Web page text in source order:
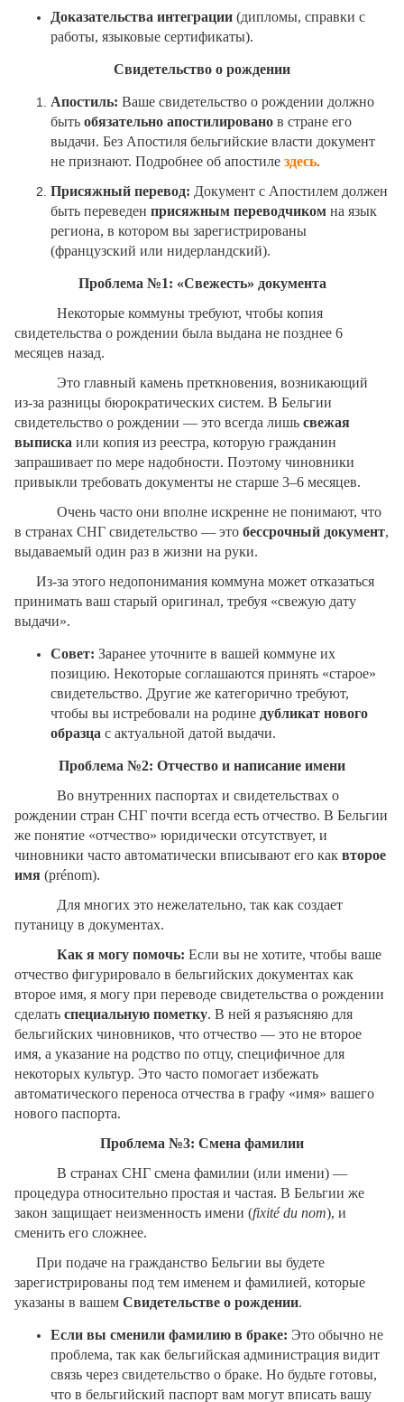
Доказательства интеграции (дипломы, справки с
работы, языковые сертификаты).
Свидетельство о рождении
Апостиль: Ваше свидетельство о рождении должно
быть обязательно апостилировано в стране его
выдачи. Без Апостиля бельгийские власти документ
не признают. Подробнее об апостиле здесь.
Присяжный перевод: Документ с Апостилем должен
быть переведен присяжным переводчиком на язык
региона, в котором вы зарегистрированы
(французский или нидерландский).
Проблема №1: «Свежесть» документа
Некоторые коммуны требуют, чтобы копия
свидетельства о рождении была выдана не позднее 6
месяцев назад.
Это главный камень преткновения, возникающий
из-за разницы бюрократических систем. В Бельгии
свидетельство о рождении — это всегда лишь свежая
выписка или копия из реестра, которую гражданин
запрашивает по мере надобности. Поэтому чиновники
привыкли требовать документы не старше 3–6 месяцев.
Очень часто они вполне искренне не понимают, что
в странах СНГ свидетельство — это бессрочный документ,
выдаваемый один раз в жизни на руки.
Из-за этого недопонимания коммуна может отказаться
принимать ваш старый оригинал, требуя «свежую дату
выдачи».
Совет: Заранее уточните в вашей коммуне их
позицию. Некоторые соглашаются принять «старое»
свидетельство. Другие же категорично требуют,
чтобы вы истребовали на родине дубликат нового
образца с актуальной датой выдачи.
Проблема №2: Отчество и написание имени
Во внутренних паспортах и свидетельствах о
рождении стран СНГ почти всегда есть отчество. В Бельгии
же понятие «отчество» юридически отсутствует, и
чиновники часто автоматически вписывают его как второе
имя (prénom).
Для многих это нежелательно, так как создает
путаницу в документах.
Как я могу помочь: Если вы не хотите, чтобы ваше
отчество фигурировало в бельгийских документах как
второе имя, я могу при переводе свидетельства о рождении
сделать специальную пометку. В ней я разъясняю для
бельгийских чиновников, что отчество — это не второе
имя, а указание на родство по отцу, специфичное для
некоторых культур. Это часто помогает избежать
автоматического переноса отчества в графу «имя» вашего
нового паспорта.
Проблема №3: Смена фамилии
В странах СНГ смена фамилии (или имени) —
процедура относительно простая и частая. В Бельгии же
закон защищает неизменность имени (fixité du nom), и
сменить его сложнее.
При подаче на гражданство Бельгии вы будете
зарегистрированы под тем именем и фамилией, которые
указаны в вашем Свидетельстве о рождении.
Если вы сменили фамилию в браке: Это обычно не
проблема, так как бельгийская администрация видит
связь через свидетельство о браке. Но будьте готовы,
что в бельгийский паспорт вам могут вписать вашу